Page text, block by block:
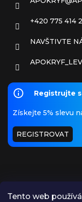
Tento web
+420 775 414
NAVŠTIVTE
Registrujte
Získejte 5% slevu
REGISTROVAT